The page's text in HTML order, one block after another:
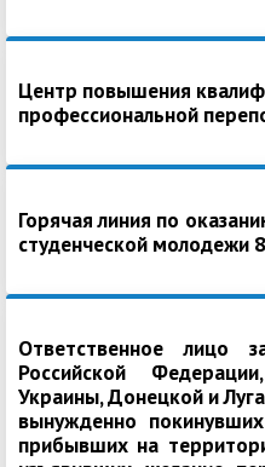
Центр повышения
профессиональной
Горячая линия по
студенческой молодежи
Ответственное лицо
Российской
Украины, Донецкой и
вынужденно
прибывших на